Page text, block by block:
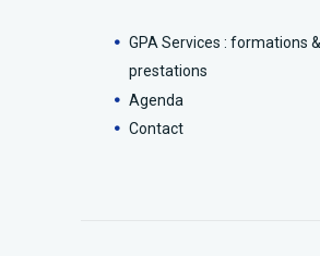
GPA Services : formations &
prestations
Agenda
Contact